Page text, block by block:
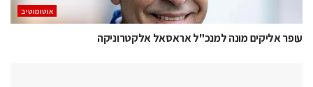
אוטומוטיב
עופר אליקים מונה למנכ"ל אראסאל אלקטרוניקה